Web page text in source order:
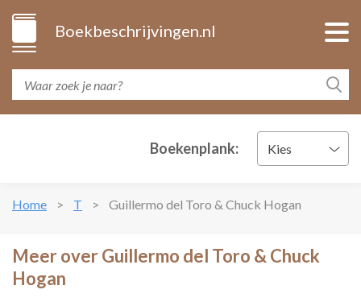
Boekbeschrijvingen.nl
Boekenplank: Kies
Home T Guillermo del Toro & Chuck Hogan
Meer over Guillermo del Toro & Chuck
Hogan